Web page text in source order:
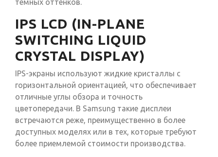
темных оттенков.
IPS LCD (IN-PLANE
SWITCHING LIQUID
CRYSTAL DISPLAY)
IPS-экраны используют жидкие кристаллы с
горизонтальной ориентацией, что обеспечивает
отличные углы обзора и точность
цветопередачи. В Samsung такие дисплеи
встречаются реже, преимущественно в более
доступных моделях или в тех, которые требуют
более приемлемой стоимости производства.